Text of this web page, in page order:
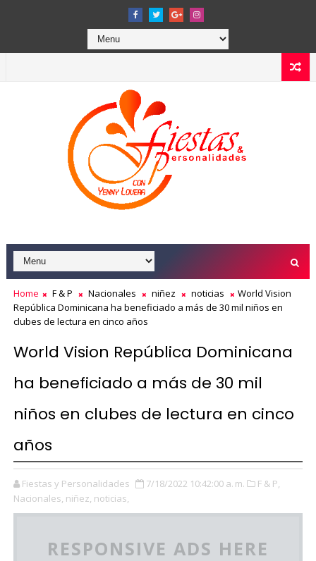
Home F & P Nacionales niñez noticias
World Vision
República Dominicana ha beneficiado a más de 30 mil niños en
clubes de lectura en cinco años
World Vision República Dominicana
ha beneficiado a más de 30 mil
niños en clubes de lectura en cinco
años
Fiestas y Personalidades 7/18/2022 10:42:00 a. m.
F & P,
Nacionales, niñez, noticias,
RESPONSIVE ADS HERE